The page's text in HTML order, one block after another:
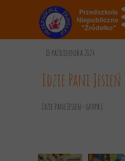
Przedszkole
Niepubliczne
"Źródełko"
10 października 2024
Idzie Pani
Idzie Pani Jesień - grupa 1